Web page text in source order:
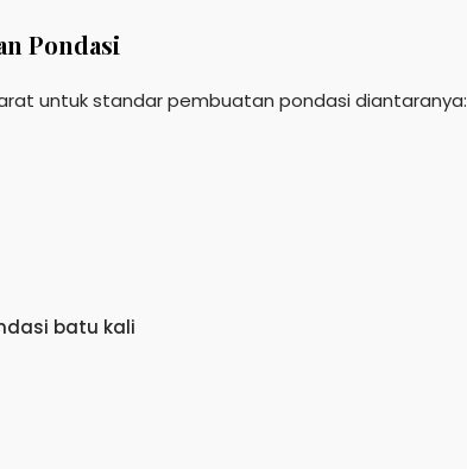
Pondasi
untuk standar pembuatan pondasi diantaranya:
batu kali